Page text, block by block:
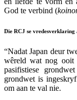
God te verbind (
Die RCJ se vredesverklaring
“Nadat Japan deur
wêreld wat nog ooit
pasifistiese
grondwet is
om aan te val nie.